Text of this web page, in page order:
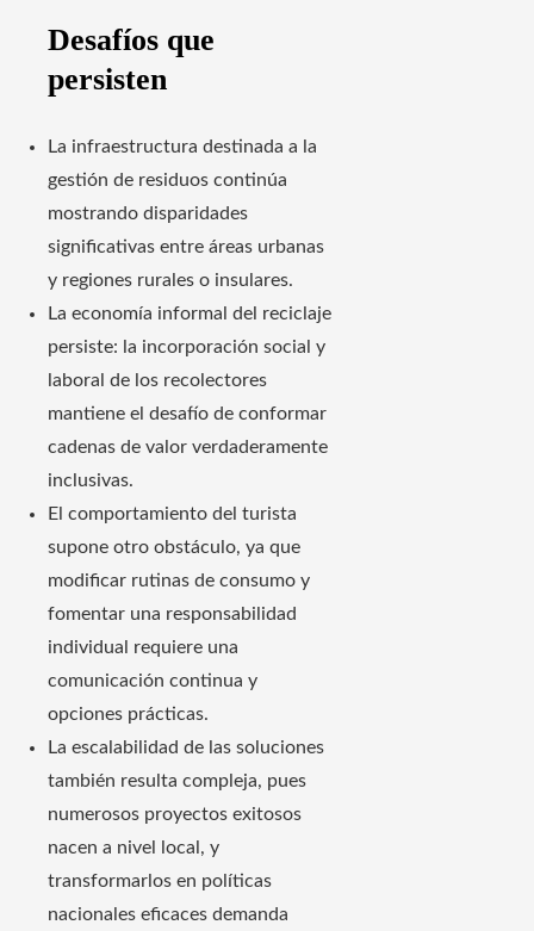
Desafíos que
persisten
La infraestructura destinada a la
gestión de residuos continúa
mostrando disparidades
significativas entre áreas urbanas
y regiones rurales o insulares.
La economía informal del reciclaje
persiste: la incorporación social y
laboral de los recolectores
mantiene el desafío de conformar
cadenas de valor verdaderamente
inclusivas.
El comportamiento del turista
supone otro obstáculo, ya que
modificar rutinas de consumo y
fomentar una responsabilidad
individual requiere una
comunicación continua y
opciones prácticas.
La escalabilidad de las soluciones
también resulta compleja, pues
numerosos proyectos exitosos
nacen a nivel local, y
transformarlos en políticas
nacionales eficaces demanda